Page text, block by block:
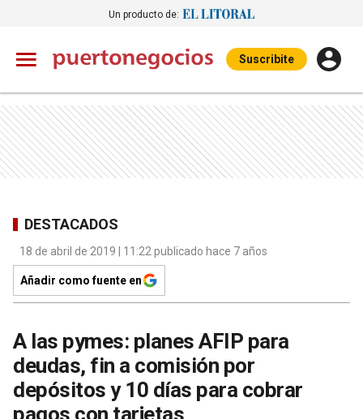
Un producto de:
Suscribite
DESTACADOS
18 de abril de 2019 | 11:22 publicado hace 7 años
Añadir como fuente en
A las pymes: planes AFIP para
deudas, fin a comisión por
depósitos y 10 días para cobrar
pagos con tarjetas